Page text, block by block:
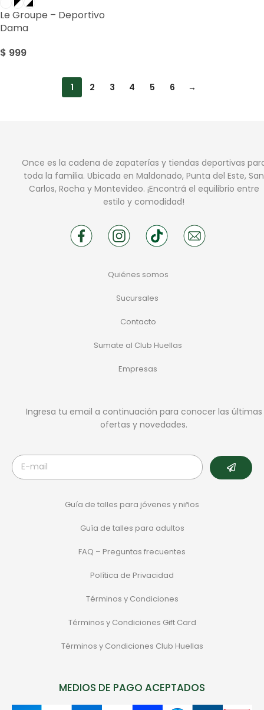
Le Groupe – Deportivo
Dama
$ 999
1 2 3 4 5 6 →
Once es la cadena de zapaterías y tiendas deportivas
toda la familia. Ubicada en Maldonado, Punta del Este, San
Carlos, Rocha y Montevideo. ¡Encontrá el equilibrio entre
estilo y comodidad!
Quiénes somos
Sucursales
Contacto
Sumate al Club Huellas
Empresas
Ingresa tu email a continuación para conocer las últimas
ofertas y novedades.
Guía de talles para jóvenes y niños
Guía de talles para adultos
FAQ – Preguntas frecuentes
Política de Privacidad
Términos y Condiciones
Términos y Condiciones Gift Card
Términos y Condiciones Club Huellas
MEDIOS DE PAGO ACEPTADOS